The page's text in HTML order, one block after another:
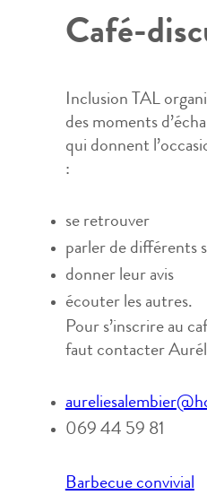
Café-
Inclusion TAL
des moments
qui donnent
:
se retrouver
parler de différents
donner leur avis
écouter les autres.
Pour s’inscrire au
faut contacter
069 44 59 81
Navigation
Barbecue convivial